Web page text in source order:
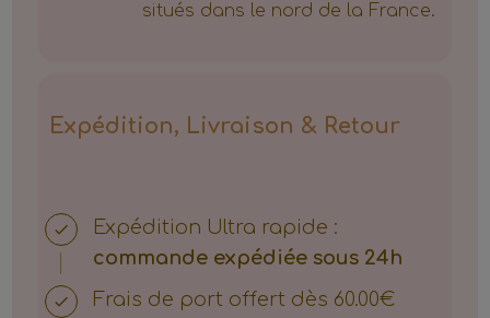
situés dans le nord de la France.
Expédition, Livraison & Retour
Expédition Ultra rapide :
commande expédiée sous 24h
Frais de port offert dès 60.00€